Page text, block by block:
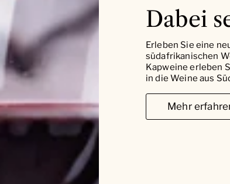
Dabei
Erleben Sie eine
südafrikanischen
Kapweine erleben
in die Weine aus
Mehr